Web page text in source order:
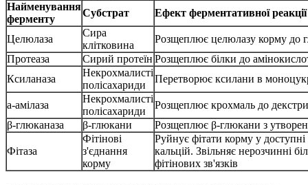
Найменування
ферменту
Субстрат Ефект ферментативної реакції
Целюлаза
Сира
клітковина
Розщеплює целюлазу корму до
Протеаза
Сирий протеїн Розщеплює білки до
Ксиланаза
Некрохмалисті
полісахариди
Перетворює ксилани в
а-амілаза
Некрохмалисті
полісахариди
Розщеплює крохмаль до
β-глюканаза
β-глюкани Розщеплює β-глюкани з
Фітаза
Фітінові
з'єднання
корму
Руйнує фітати корму у
кальцій. Звільняє нерозчинні
фітінових зв'язків